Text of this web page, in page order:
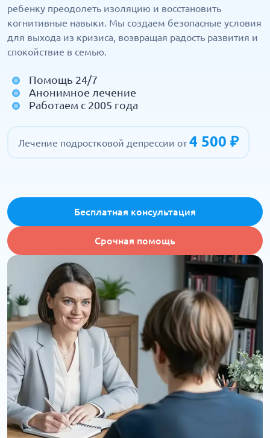
ребенку преодолеть изоляцию и восстановить
когнитивные навыки. Мы создаем безопасные условия
для выхода из кризиса, возвращая радость развития и
спокойствие в семью.
Помощь 24/7
Анонимное лечение
Работаем с 2005 года
Лечение подростковой депрессии от4 500 ₽
Бесплатная консультация
Срочная помощь